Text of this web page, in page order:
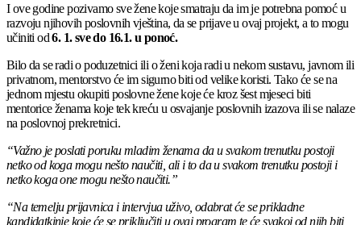
I ove godine pozivamo sve žene koje smatraju da im je potrebna pomoć u
razvoju njihovih poslovnih vještina, da se prijave u ovaj projekt, a to mogu
učiniti od6. 1. sve do 16.1. u ponoć.
Bilo da se radi o poduzetnici ili o ženi koja radi u nekom sustavu, javnom ili
privatnom, mentorstvo će im sigurno biti od velike koristi. Tako će se na
jednom mjestu okupiti poslovne žene koje će kroz šest mjeseci biti
mentorice ženama koje tek kreću u osvajanje poslovnih izazova ili se nalaze
na poslovnoj prekretnici.
“Važno je poslati poruku mladim ženama da u svakom trenutku postoji
netko od koga mogu nešto naučiti, ali i to da u svakom trenutku postoji i
netko koga one mogu nešto naučiti.”
“Na temelju prijavnica i intervjua uživo, odabrat će se prikladne
kandidatkinje koje će se priključiti u ovaj program te će svakoj od njih biti